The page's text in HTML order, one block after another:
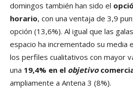
domingos también han sido el
horario, con una ventaja de 3,9
opción (13,6%). Al igual que las
espacio ha incrementado su media
los perfiles cualitativos con mayor
una 19,4% en el objetivo
ampliamente a Antena 3 (8%).